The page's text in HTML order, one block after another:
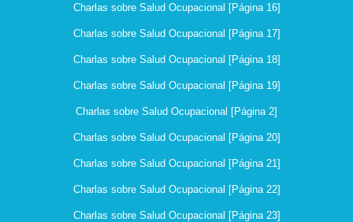
Charlas sobre Salud Ocupacional [Página 16]
Charlas sobre Salud Ocupacional [Página 17]
Charlas sobre Salud Ocupacional [Página 18]
Charlas sobre Salud Ocupacional [Página 19]
Charlas sobre Salud Ocupacional [Página 2]
Charlas sobre Salud Ocupacional [Página 20]
Charlas sobre Salud Ocupacional [Página 21]
Charlas sobre Salud Ocupacional [Página 22]
Charlas sobre Salud Ocupacional [Página 23]